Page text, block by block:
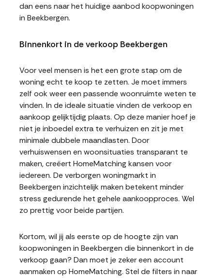
dan eens naar het huidige aanbod koopwoningen
in Beekbergen.
Binnenkort in de verkoop Beekbergen
Voor veel mensen is het een grote stap om de
woning echt te koop te zetten. Je moet immers
zelf ook weer een passende woonruimte weten te
vinden. In de ideale situatie vinden de verkoop en
aankoop gelijktijdig plaats. Op deze manier hoef je
niet je inboedel extra te verhuizen en zit je met
minimale dubbele maandlasten. Door
verhuiswensen en woonsituaties transparant te
maken, creëert HomeMatching kansen voor
iedereen. De verborgen woningmarkt in
Beekbergen inzichtelijk maken betekent minder
stress gedurende het gehele aankoopproces. Wel
zo prettig voor beide partijen.
Kortom, wil jij als eerste op de hoogte zijn van
koopwoningen in Beekbergen die binnenkort in de
verkoop gaan? Dan moet je zeker een account
aanmaken op HomeMatching. Stel de filters in naar